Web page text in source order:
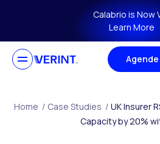
Skip to main contentCalabrio is Now
Learn More
Home / Case Studies / UK Insurer
Capacity by 20%